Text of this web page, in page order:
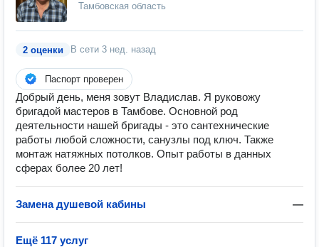
Тамбовская область
2 оценки В сети 3 нед. назад
Паспорт проверен
Добрый день, меня зовут Владислав. Я руковожу
бригадой мастеров в Тамбове. Основной род
деятельности нашей бригады - это сантехнические
работы любой сложности, санузлы под ключ. Также
монтаж натяжных потолков. Опыт работы в данных
сферах более 20 лет!
Замена душевой кабины —
Ещё 117 услуг